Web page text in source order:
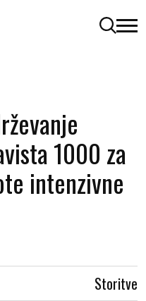
odpri
1000 za
intenzivne
Storitve